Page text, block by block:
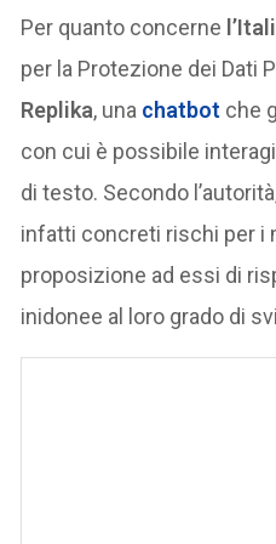
Per quanto concerne
per la Protezione dei Dati
Replika, una chatbot che
con cui è possibile
di testo. Secondo
infatti concreti rischi per i
proposizione ad essi di
inidonee al loro grado di